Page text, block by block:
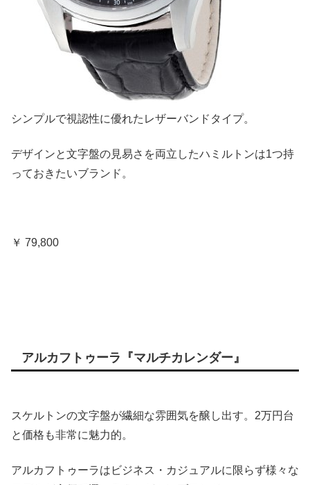
シンプルで視認性に優れたレザーバンドタイプ。
デザインと文字盤の見易さを両立したハミルトンは1つ持
っておきたいブランド。
￥ 79,800
アルカフトゥーラ『マルチカレンダー』
スケルトンの文字盤が繊細な雰囲気を醸し出す。2万円台
と価格も非常に魅力的。
アルカフトゥーラはビジネス・カジュアルに限らず様々な